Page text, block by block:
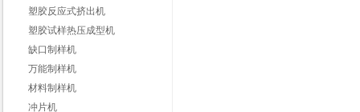
塑胶反应式挤出机
塑胶试样热压成型机
缺口制样机
万能制样机
材料制样机
冲片机